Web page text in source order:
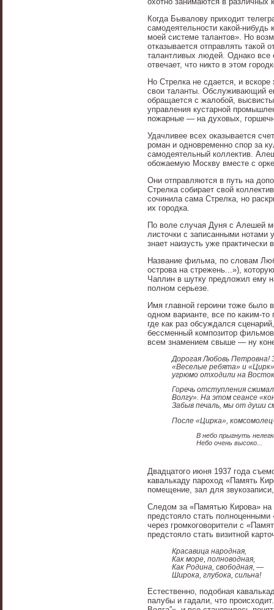
Когда Бывалову приходит
самодеятельности какой-нибудь
моей системе талантов». Но
отказывается отправлять такой
талантливых людей. Однако все
отвечает, что никто в этом
Но Стрелка не сдается, и
свои таланты. Обслуживающий
обращается с жалобой,
управления кустарной
пожарные — на духовых,
Удачливее всех оказывается
роман и одновременно спор за
самодеятельный коллектив.
обожаемую Москву вместе с
Они отправляются в путь на
Стрелка собирает свой
сочинила сама Стрелка, но
их городка.
По воле случая Дуня с Алешей
листочки с записанными нотами
знает наизусть уже практически
Название фильма, по словам
острова на стрежень...»),
Чаплин в шутку предложил ему
полном серьезе.
Имя главной героини тоже было
одном варианте, все по каким-
где как раз обсуждался
бессменный композитор
всем знамением свыше — ну
Дорогая Любовь Петровна!
«Веселые ребята» и
угрюмо отходили на
Горечь отступления
Волгу». На этом сеансе
Забыв печаль, мы от души
После «Цирка»,
В небо прыгнуть
Небо очень высоко...
Двадцатого июня 1937 года
кавалькаду пароход «Память
помещение, зал для
Следом за «Памятью Кирова» на
предстояло стать
через громкоговорители с
предстояло стать визитной
Красавица народная,
Как море, полноводная,
Как Родина, свободная , —
Широка, глубока, сильна!
Естественно, подобная
палубы и гадали, что